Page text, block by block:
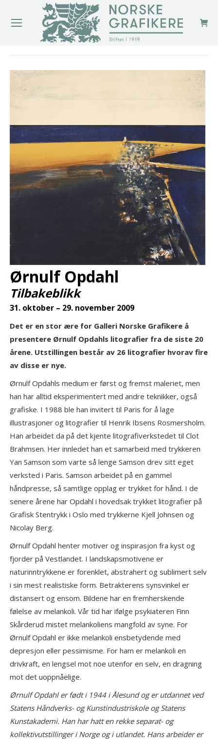
Ørnulf Opdahl
Tilbakeblikk
31. oktober – 29. november 2009
Det er en stor ære for Galleri Norske Grafikere å
presentere Ørnulf Opdahls litografier fra de siste 20
årene. Utstillingen består av 26 litografier hvorav fire
av disse er nye.
Ørnulf Opdahls medium er først og fremst maleriet, men
han har alltid eksperimentert med andre teknikker, også
grafiske. I 1988 ble han invitert til Paris for å lage
illustrasjoner og litografier til Henrik Ibsens Rosmersholm.
Han arbeidet da på det kjente litografiverkstedet til Clot
Brahmsen. Her innledet han et samarbeid med trykkeren
Yan Samson som varte så lenge Samson drev sitt eget
verksted i Paris. Samson arbeidet på en gammel
håndpresse, så samtlige opplag er trykket for hånd. I de
senere årene har Opdahl i hovedsak trykket litografier på
Grafisk Stentrykk i Oslo med trykkerne Kjell Johnsen og
Nicolay Berg.
Ørnulf Opdahl henter motiver og inspirasjon fra kyst og
fjorder på Vestlandet. I landskapsmotivene er
naturinntrykkene er forenklet, abstrahert og sublimert selv
i sin mest realistiske form. Betrakterens synsvinkel er
distansert og ensom. Bildene har en fremherskende
følelse av melankoli. Vår tid har ifølge psykiateren Finn
Skårderud mistet melankoliens mangfold av syne. For
Ørnulf Opdahl er ikke melankoli ensbetydende med
depresjon eller pessimisme. For ham er melankoli en
drivkraft, en lengsel mot noe utenfor en selv, en dragning
mot det uoppnåelige.
Ørnulf Opdahl er født i 1944 i Ålesund og er utdannet ved
Statens Håndverks- og Kunstindustriskole og Statens
Kunstakademi. Han har hatt en rekke separat- og
kollektivutstillinger i Norge og i utlandet. Hans arbeider er